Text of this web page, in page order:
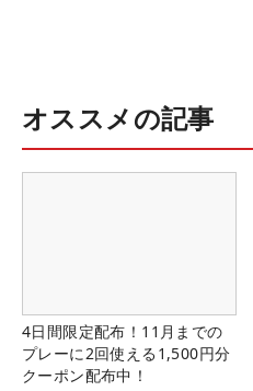
オススメの記事
4日間限定配布！11月までの
プレーに2回使える1,500円分
クーポン配布中！